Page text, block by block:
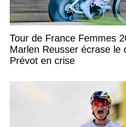
Tour de France Femmes
Marlen Reusser écrase le
Prévot en crise